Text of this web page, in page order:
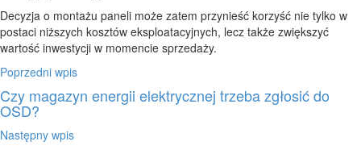
Decyzja o montażu paneli może zatem przynieść korzyść nie tylko w
postaci niższych kosztów eksploatacyjnych, lecz także zwiększyć
wartość inwestycji w momencie sprzedaży.
Poprzedni wpis
Czy magazyn energii elektrycznej trzeba zgłosić do
OSD?
Następny wpis